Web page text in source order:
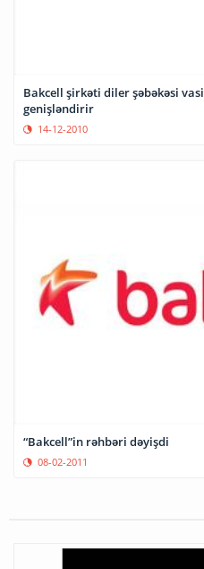
Bakcell şirkəti diler şəbəkəsi
genişləndirir
14-12-2010
“Bakcell”in rəhbəri dəyişdi
08-02-2011